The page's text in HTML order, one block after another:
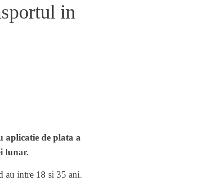
in
aplicatie de plata a
lunar.
au intre 18 si 35 ani.